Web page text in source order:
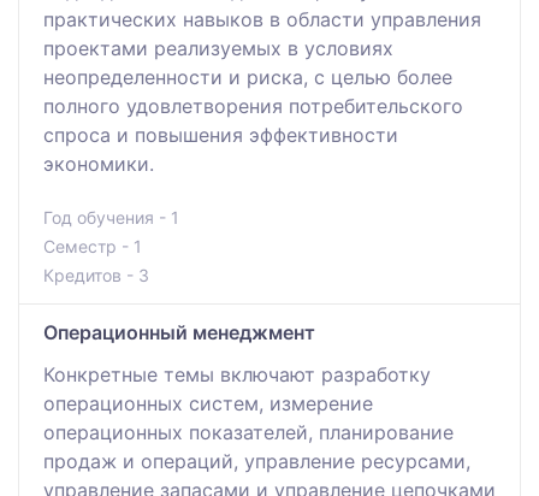
практических навыков в области управления
проектами реализуемых в условиях
неопределенности и риска, с целью более
полного удовлетворения потребительского
спроса и повышения эффективности
экономики.
Год обучения - 1
Семестр - 1
Кредитов - 3
Операционный менеджмент
Конкретные темы включают разработку
операционных систем, измерение
операционных показателей, планирование
продаж и операций, управление ресурсами,
управление запасами и управление цепочками